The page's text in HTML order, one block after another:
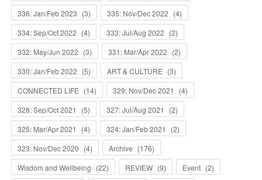
336: Jan/Feb 2023 (3) 335: Nov/Dec 2022 (4)
334: Sep/Oct 2022 (4) 333: Jul/Aug 2022 (2)
332: May/Jun 2022 (3) 331: Mar/Apr 2022 (2)
330: Jan/Feb 2022 (5) ART & CULTURE (3)
CONNECTED LIFE (14) 329: Nov/Dec 2021 (4)
328: Sep/Oct 2021
(5) 327: Jul/Aug 2021 (2)
325: Mar/Apr 2021
(4) 324: Jan/Feb 2021 (2)
323: Nov/Dec 2020 (4) Archive (176)
Wisdom and Wellbeing (22) REVIEW (9) Event (2)